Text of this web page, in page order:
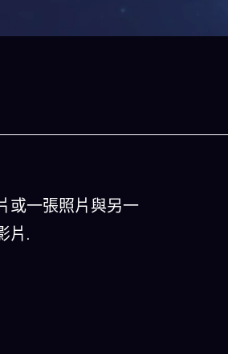
或一張照片與另一
片.